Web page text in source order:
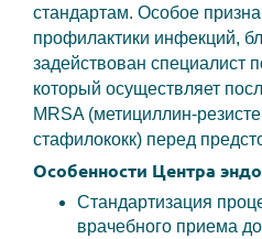
стандартам. Особое
профилактики инфекций,
задействован специалист
который осуществляет
MRSA (метициллин-
стафилококк) перед
Особенности Центра
Стандартизация
врачебного приема